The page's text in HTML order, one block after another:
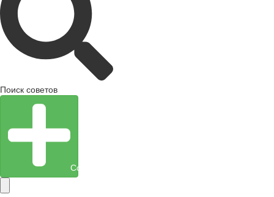
Поиск советов
Создать объект